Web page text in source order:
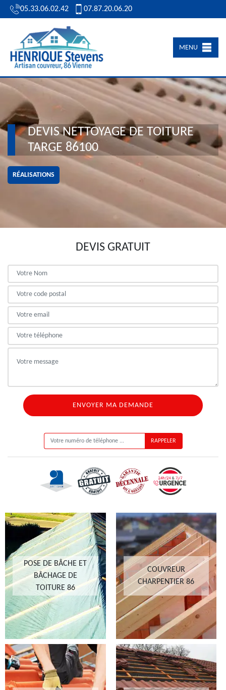
05.33.06.02.42 07.87.20.06.20
MENU
DEVIS NETTOYAGE DE TOITURE
TARGE 86100
RÉALISATIONS
DEVIS GRATUIT
POSE DE BÂCHE ET
BÂCHAGE DE
TOITURE 86
COUVREUR
CHARPENTIER 86